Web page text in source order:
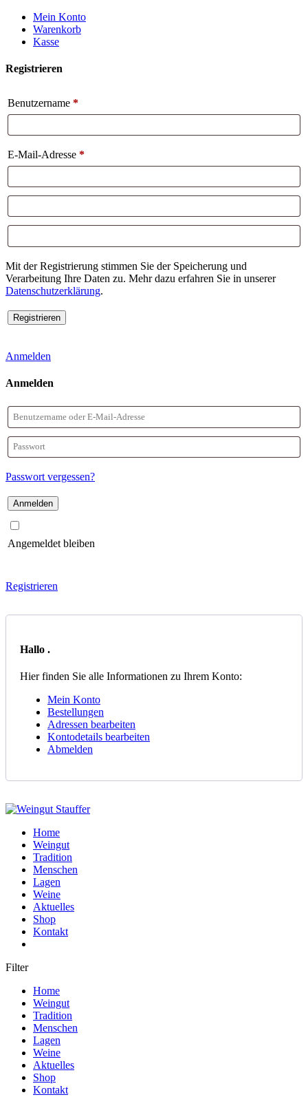
Weiter
zum
Inhalt
Mein Konto
Warenkorb
Kasse
Registrieren
Benutzername *
E-Mail-Adresse *
Mit der Registrierung stimmen Sie der Speicherung und
Verarbeitung Ihre Daten zu. Mehr dazu erfahren Sie in unserer
Datenschutzerklärung.
Anmelden
Anmelden
Benutzername
oder
E-
Mail-
Adresse
Passwort
Passwort vergessen?
Angemeldet bleiben
Registrieren
Hallo .
Hier finden Sie alle Informationen zu Ihrem Konto:
Mein Konto
Bestellungen
Adressen bearbeiten
Kontodetails bearbeiten
Abmelden
Home
Weingut
Tradition
Menschen
Lagen
Weine
Aktuelles
Shop
Kontakt
Filter
Home
Weingut
Tradition
Menschen
Lagen
Weine
Aktuelles
Shop
Kontakt